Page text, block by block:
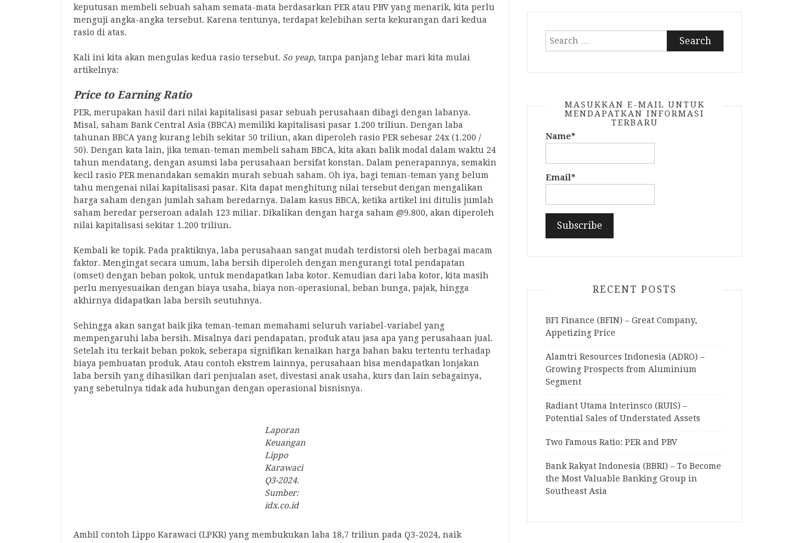
keputusan membeli sebuah saham semata-mata berdasarkan PER atau PBV yang menarik, kita perlu
menguji angka-angka tersebut. Karena tentunya, terdapat kelebihan serta kekurangan dari kedua
rasio di atas.
Kali ini kita akan mengulas kedua rasio tersebut. So yeap, tanpa panjang lebar mari kita mulai
artikelnya:
Price to Earning Ratio
PER, merupakan hasil dari nilai kapitalisasi pasar sebuah perusahaan dibagi dengan labanya.
Misal, saham Bank Central Asia (BBCA) memiliki kapitalisasi pasar 1.200 triliun. Dengan laba
tahunan BBCA yang kurang lebih sekitar 50 triliun, akan diperoleh rasio PER sebesar 24x (1.200 /
50). Dengan kata lain, jika teman-teman membeli saham BBCA, kita akan balik modal dalam waktu 24
tahun mendatang, dengan asumsi laba perusahaan bersifat konstan. Dalam penerapannya, semakin
kecil rasio PER menandakan semakin murah sebuah saham. Oh iya, bagi teman-teman yang belum
tahu mengenai nilai kapitalisasi pasar. Kita dapat menghitung nilai tersebut dengan mengalikan
harga saham dengan jumlah saham beredarnya. Dalam kasus BBCA, ketika artikel ini ditulis jumlah
saham beredar perseroan adalah 123 miliar. Dikalikan dengan harga saham @9.800, akan diperoleh
nilai kapitalisasi sekitar 1.200 triliun.
Kembali ke topik. Pada praktiknya, laba perusahaan sangat mudah terdistorsi oleh berbagai macam
faktor. Mengingat secara umum, laba bersih diperoleh dengan mengurangi total pendapatan
(omset) dengan beban pokok, untuk mendapatkan laba kotor. Kemudian dari laba kotor, kita masih
perlu menyesuaikan dengan biaya usaha, biaya non-operasional, beban bunga, pajak, hingga
akhirnya didapatkan laba bersih seutuhnya.
Sehingga akan sangat baik jika teman-teman memahami seluruh variabel-variabel yang
mempengaruhi laba bersih. Misalnya dari pendapatan, produk atau jasa apa yang perusahaan jual.
Setelah itu terkait beban pokok, seberapa signifikan kenaikan harga bahan baku tertentu terhadap
biaya pembuatan produk. Atau contoh ekstrem lainnya, perusahaan bisa mendapatkan lonjakan
laba bersih yang dihasilkan dari penjualan aset, divestasi anak usaha, kurs dan lain sebagainya,
yang sebetulnya tidak ada hubungan dengan operasional bisnisnya.
Laporan
Keuangan
Lippo
Karawaci
Q3-2024.
Sumber:
idx.co.id
Ambil contoh Lippo Karawaci (LPKR) yang membukukan laba 18,7 triliun pada Q3-2024, naik
Search
MASUKKAN E-MAIL UNTUK
MENDAPATKAN INFORMASI
TERBARU
Name*
Email*
RECENT POSTS
BFI Finance (BFIN) – Great Company,
Appetizing Price
Alamtri Resources Indonesia (ADRO) –
Growing Prospects from Aluminium
Segment
Radiant Utama Interinsco (RUIS) –
Potential Sales of Understated Assets
Two Famous Ratio: PER and PBV
Bank Rakyat Indonesia (BBRI) – To Become
the Most Valuable Banking Group in
Southeast Asia